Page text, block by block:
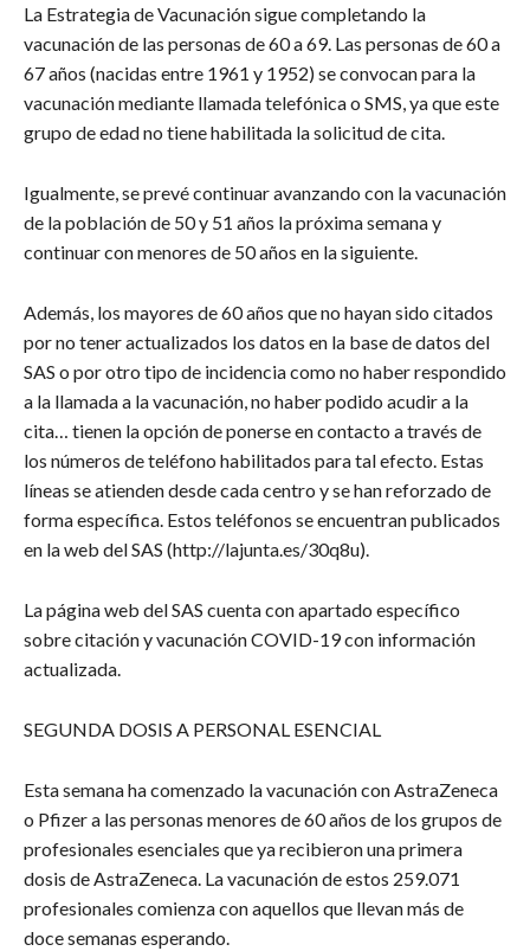
La Estrategia de Vacunación sigue completando la
vacunación de las personas de 60 a 69. Las personas de 60 a
67 años (nacidas entre 1961 y 1952) se convocan para la
vacunación mediante llamada telefónica o SMS, ya que este
grupo de edad no tiene habilitada la solicitud de cita.
Igualmente, se prevé continuar avanzando con la vacunación
de la población de 50 y 51 años la próxima semana y
continuar con menores de 50 años en la siguiente.
Además, los mayores de 60 años que no hayan sido citados
por no tener actualizados los datos en la base de datos del
SAS o por otro tipo de incidencia como no haber respondido
a la llamada a la vacunación, no haber podido acudir a la
cita… tienen la opción de ponerse en contacto a través de
los números de teléfono habilitados para tal efecto. Estas
líneas se atienden desde cada centro y se han reforzado de
forma específica. Estos teléfonos se encuentran publicados
en la web del SAS (http://lajunta.es/30q8u).
La página web del SAS cuenta con apartado específico
sobre citación y vacunación COVID-19 con información
actualizada.
SEGUNDA DOSIS A PERSONAL ESENCIAL
Esta semana ha comenzado la vacunación con AstraZeneca
o Pfizer a las personas menores de 60 años de los grupos de
profesionales esenciales que ya recibieron una primera
dosis de AstraZeneca. La vacunación de estos 259.071
profesionales comienza con aquellos que llevan más de
doce semanas esperando.